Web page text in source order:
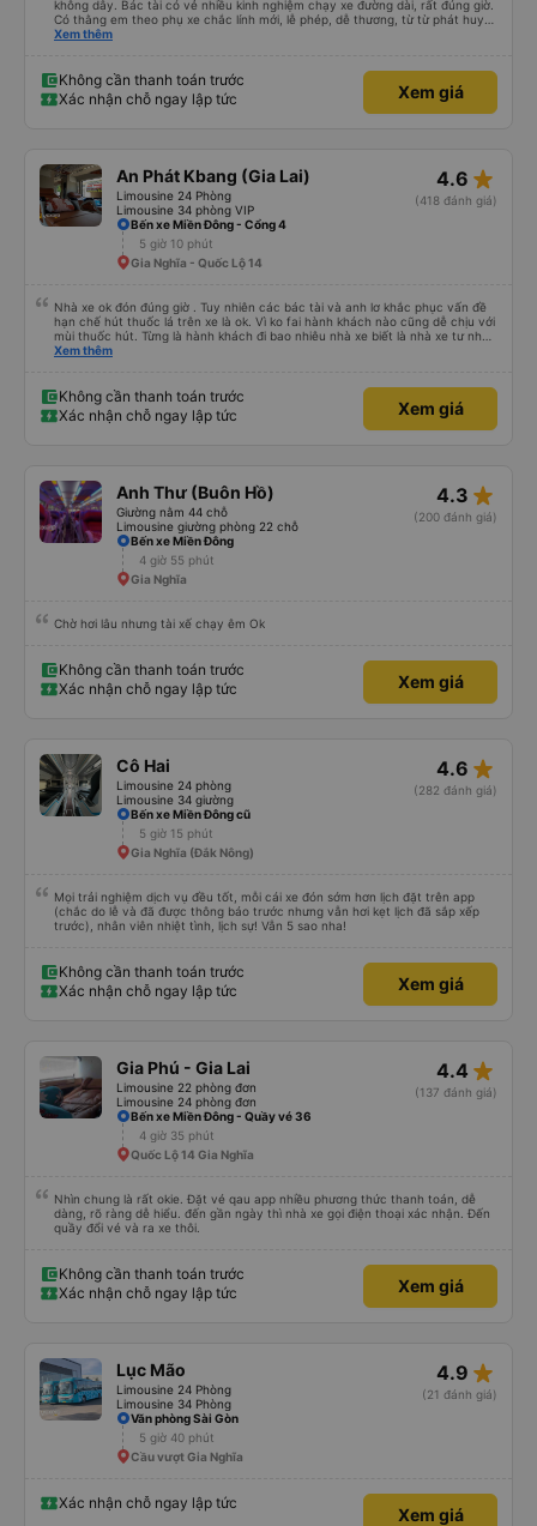
không dây. Bác tài có vẻ nhiều kinh nghiệm chạy xe đường dài, rất đúng giờ.
Có thằng em theo phụ xe chắc lính mới, lễ phép, dễ thương, từ từ phát huy
nhé em trai. 😊
Xem thêm
Không cần thanh toán trước
Xác nhận chỗ ngay lập tức
Xem giá
An Phát Kbang (Gia Lai)
Limousine 24 Phòng
Limousine 34 phòng VIP
4.6 star_rate
(418 đánh giá)
Bến xe Miền Đông - Cổng 4
5 giờ 10 phút
Gia Nghĩa - Quốc Lộ 14
Nhà xe ok đón đúng giờ . Tuy nhiên các bác tài và anh lơ khắc phục vấn đề
hạn chế hút thuốc lá trên xe là ok. Vì ko fai hành khách nào cũng dễ chịu với
mùi thuốc hút. Từng là hành khách đi bao nhiêu nhà xe biết là nhà xe tư nhân
, nhưng hãy theo cách vận hành của Phương Trang Busline, từ tổng đài cho
Xem thêm
Không cần thanh toán trước
Xác nhận chỗ ngay lập tức
Xem giá
Anh Thư (Buôn Hồ)
Giường nằm 44 chỗ
Limousine giường phòng 22 chỗ
4.3 star_rate
(200 đánh giá)
Bến xe Miền Đông
4 giờ 55 phút
Gia Nghĩa
Chờ hơi lâu nhưng tài xế chạy êm Ok
Không cần thanh toán trước
Xác nhận chỗ ngay lập tức
Xem giá
Cô Hai
Limousine 24 phòng
Limousine 34 giường
4.6 star_rate
(282 đánh giá)
Bến xe Miền Đông cũ
5 giờ 15 phút
Gia Nghĩa (Đắk Nông)
Mọi trải nghiệm dịch vụ đều tốt, mỗi cái xe đón sớm hơn lịch đặt trên app
(chắc do lễ và đã được thông báo trước nhưng vẫn hơi kẹt lịch đã sắp xếp
trước), nhân viên nhiệt tình, lịch sự! Vẫn 5 sao nha!
Không cần thanh toán trước
Xác nhận chỗ ngay lập tức
Xem giá
Gia Phú - Gia Lai
Limousine 22 phòng đơn
Limousine 24 phòng đơn
4.4 star_rate
(137 đánh giá)
Bến xe Miền Đông - Quầy vé 36
4 giờ 35 phút
Quốc Lộ 14 Gia Nghĩa
Nhìn chung là rất okie. Đặt vé qau app nhiều phương thức thanh toán, dễ
dàng, rõ ràng dễ hiểu. đến gần ngày thì nhà xe gọi điện thoại xác nhận. Đến
quầy đổi vé và ra xe thôi.
Không cần thanh toán trước
Xác nhận chỗ ngay lập tức
Xem giá
Lục Mão
Limousine 24 Phòng
Limousine 34 Phòng
4.9 star_rate
(21 đánh giá)
Văn phòng Sài Gòn
5 giờ 40 phút
Cầu vượt Gia Nghĩa
Xác nhận chỗ ngay lập tức
Xem giá